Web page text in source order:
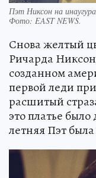
Пэт Никсон на
Фото: EAST NEWS.
Снова желтый
Ричарда
созданном
первой леди
расшитый
это платье
летняя Пэт